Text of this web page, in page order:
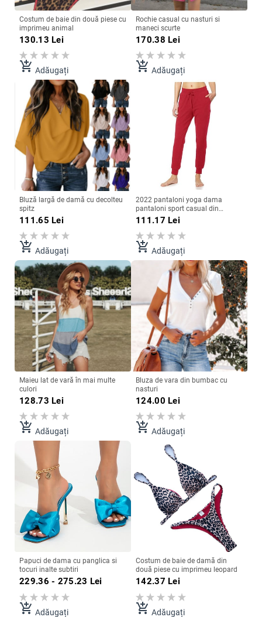
Costum de baie din două piese cu
imprimeu animal
130.13 Lei
add_shopping_cart Adăugați
Rochie casual cu nasturi si
maneci scurte
170.38 Lei
add_shopping_cart Adăugați
Bluză largă de damă cu decolteu
spitz
111.65 Lei
add_shopping_cart Adăugați
2022 pantaloni yoga dama
pantaloni sport casual din
bumbac
111.17 Lei
add_shopping_cart Adăugați
Maieu lat de vară în mai multe
culori
128.73 Lei
add_shopping_cart Adăugați
Bluza de vara din bumbac cu
nasturi
124.00 Lei
add_shopping_cart Adăugați
Papuci de dama cu panglica si
tocuri inalte subtiri
229.36 - 275.23 Lei
add_shopping_cart Adăugați
Costum de baie de damă din
două piese cu imprimeu leopard
142.37 Lei
add_shopping_cart Adăugați